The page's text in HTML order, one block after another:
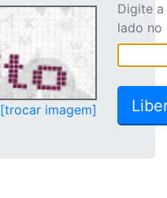
[trocar imagem]
Digite
lado no